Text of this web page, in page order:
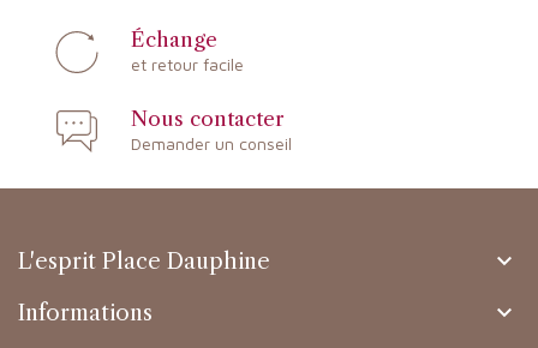
Échange
et retour facile
Nous contacter
Demander un conseil
L'esprit Place Dauphine 
Informations 